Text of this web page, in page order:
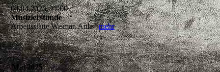
04.04.2025, 17:00
Musizierstunde
Arbeitsstätte Wismar, Aulamehr
Mai 2025